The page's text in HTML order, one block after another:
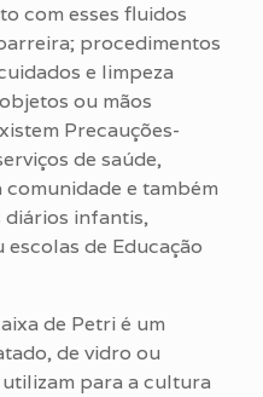
com esses fluidos
procedimentos
e limpeza
ou mãos
Precauções-
de saúde,
e também
infantis,
de Educação
de Petri é um
de vidro ou
para a cultura